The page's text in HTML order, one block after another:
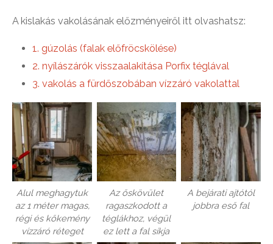
A kislakás vakolásának előzményeiről itt olvashatsz:
1. gúzolás (falak előfröcskölése)
2. nyílászárók visszaalakítása Porfix téglával
3. vakolás a fürdőszobában vízzáró vakolattal
Alul meghagytuk
az 1 méter magas,
régi és kőkemény
vízzáró réteget
Az őskövület
ragaszkodott a
téglákhoz, végül
ez lett a fal síkja
A bejárati ajtótól
jobbra eső fal